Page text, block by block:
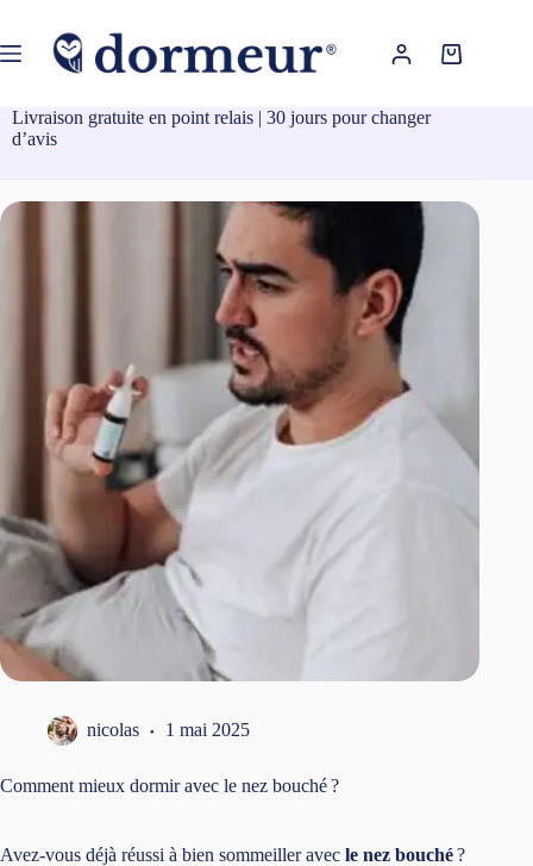
contenu
Panier
Livraison gratuite en point relais | 30 jours pour changer
d’avis
nicolas 1 mai 2025
Comment mieux dormir avec le nez bouché ?
Avez-vous déjà réussi à bien sommeiller avec le nez bouché?